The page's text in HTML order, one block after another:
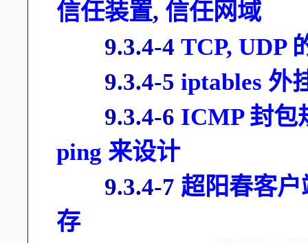
信任装置, 信任网域
9.3.4-4 TCP, UDP
9.3.4-5 iptables 外
9.3.4-6 ICMP 封包
ping 来设计
9.3.4-7 超阳春客
存